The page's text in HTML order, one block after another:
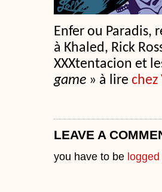
Enfer ou Paradis,
à Khaled, Rick
XXXtentacion et
game » à lire chez
LEAVE A
you have to be logged